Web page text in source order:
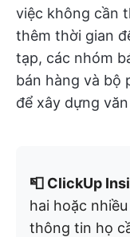
việc không cần
thêm thời gian
tạp, các nhóm
bán hàng và bộ
để xây dựng
📮 ClickUp
hai hoặc
thông tin họ